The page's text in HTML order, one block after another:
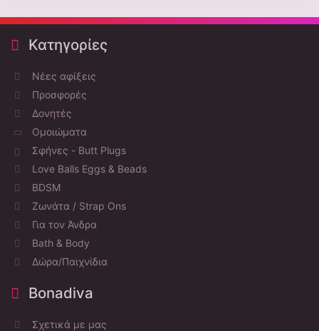
Κατηγορίες
Νέες αφίξεις
Προσφορές
Δονητές
Ομοιώματα
Σφήνες - Butt Plugs
Love Balls Eggs & Beads
BDSM
Ζωνάτα / Strap Ons
Για τον Άνδρα
Bath & Body
Δώρα/Παιχνίδια
Bonadiva
Σχετικά με μας